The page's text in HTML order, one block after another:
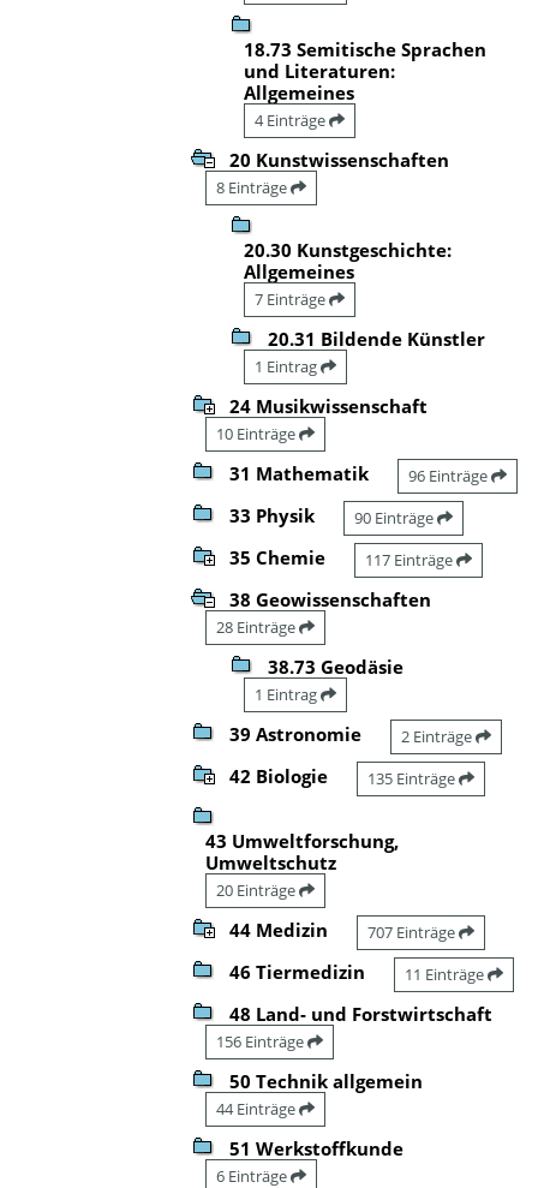
18.73 Semitische Sprachen
und Literaturen:
Allgemeines
4 Einträge
20 Kunstwissenschaften
8 Einträge
20.30 Kunstgeschichte:
Allgemeines
7 Einträge
20.31 Bildende Künstler
1 Eintrag
24 Musikwissenschaft
10 Einträge
31 Mathematik 96 Einträge
33 Physik 90 Einträge
35 Chemie 117 Einträge
38 Geowissenschaften
28 Einträge
38.73 Geodäsie
1 Eintrag
39 Astronomie 2 Einträge
42 Biologie 135 Einträge
43 Umweltforschung,
Umweltschutz
20 Einträge
44 Medizin 707 Einträge
46 Tiermedizin 11 Einträge
48 Land- und Forstwirtschaft
156 Einträge
50 Technik allgemein
44 Einträge
51 Werkstoffkunde
6 Einträge